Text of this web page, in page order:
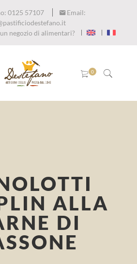
0125 57107
Email:
negozio di alimentari?
ALLA
DI